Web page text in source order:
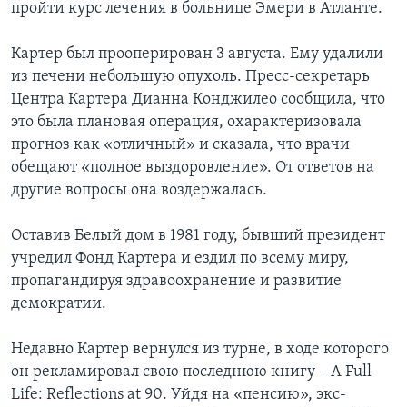
пройти курс лечения в больнице Эмери в Атланте.
Картер был прооперирован 3 августа. Ему удалили
из печени небольшую опухоль. Пресс-секретарь
Центра Картера Дианна Конджилео сообщила, что
это была плановая операция, охарактеризовала
прогноз как «отличный» и сказала, что врачи
обещают «полное выздоровление». От ответов на
другие вопросы она воздержалась.
Оставив Белый дом в 1981 году, бывший президент
учредил Фонд Картера и ездил по всему миру,
пропагандируя здравоохранение и развитие
демократии.
Недавно Картер вернулся из турне, в ходе которого
он рекламировал свою последнюю книгу – A Full
Life: Reflections at 90. Уйдя на «пенсию», экс-